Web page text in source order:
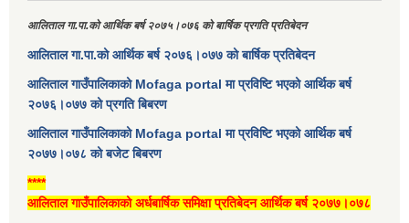
आलिताल गा.पा.को आर्थिक बर्ष २०७५।०७६ को बार्षिक प्रगति प्रतिबेदन
आलिताल गा.पा.को आर्थिक बर्ष २०७६।०७७ को बार्षिक प्रतिबेदन
आलिताल गाउँपालिकाको Mofaga portal मा प्रविष्टि भएको आर्थिक बर्ष
२०७६।०७७ को प्रगति बिबरण
आलिताल गाउँपालिकाको Mofaga portal मा प्रविष्टि भएको आर्थिक बर्ष
२०७७।०७८ को बजेट बिबरण
****
आलिताल गाउँपालिकाको अर्धबार्षिक समिक्षा प्रतिबेदन आर्थिक बर्ष २०७७।०७८